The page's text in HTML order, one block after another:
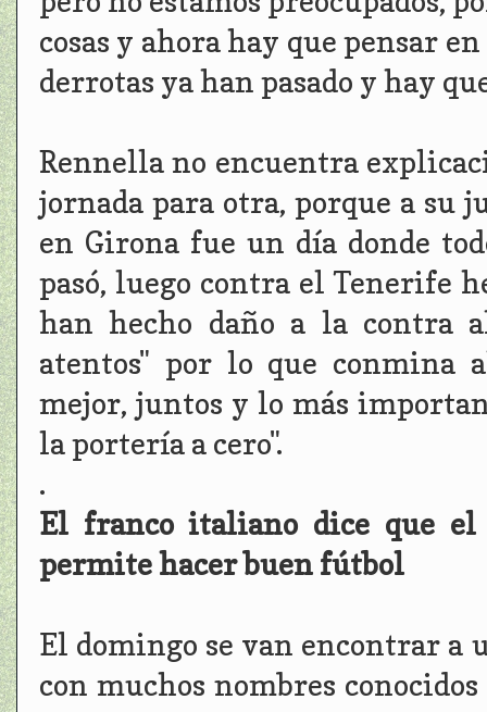
cosas y ahora hay que pensar
derrotas ya han pasado y hay
Rennella no encuentra
jornada para otra, porque a su
en Girona fue un día donde
pasó, luego contra el Tenerife
han hecho daño a la contra
atentos" por lo que conmina
mejor, juntos y lo más
la portería a cero".
.
El franco italiano dice que el
permite hacer buen fútbol
El domingo se van encontrar a
con muchos nombres